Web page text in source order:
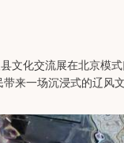
文化交流展在北京模
来一场沉浸式的辽风文